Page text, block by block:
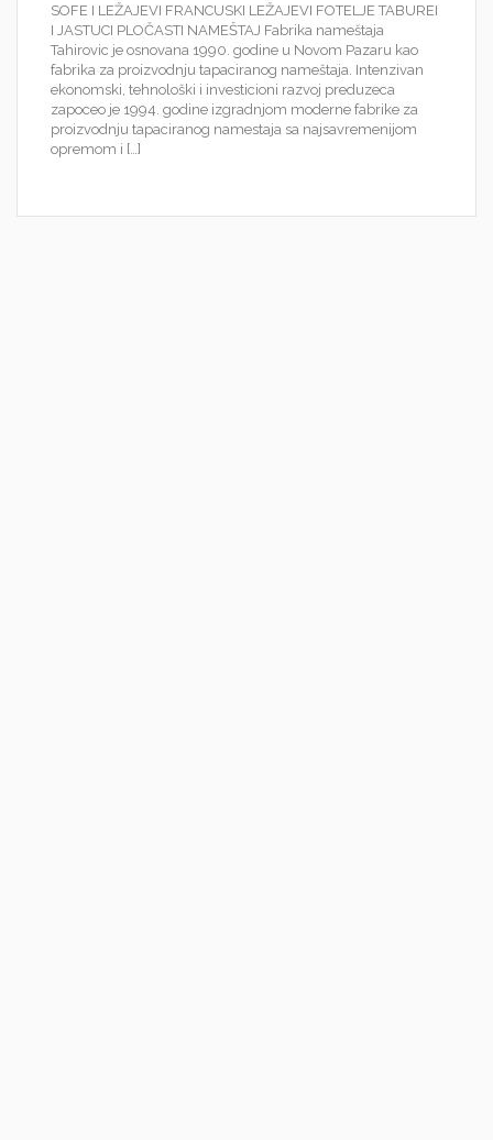
SOFE I LEŽAJEVI FRANCUSKI LEŽAJEVI FOTELJE TABUREI
I JASTUCI PLOČASTI NAMEŠTAJ Fabrika nameštaja
Tahirovic je osnovana 1990. godine u Novom Pazaru kao
fabrika za proizvodnju tapaciranog nameštaja. Intenzivan
ekonomski, tehnološki i investicioni razvoj preduzeca
zapoceo je 1994. godine izgradnjom moderne fabrike za
proizvodnju tapaciranog namestaja sa najsavremenijom
opremom i […]